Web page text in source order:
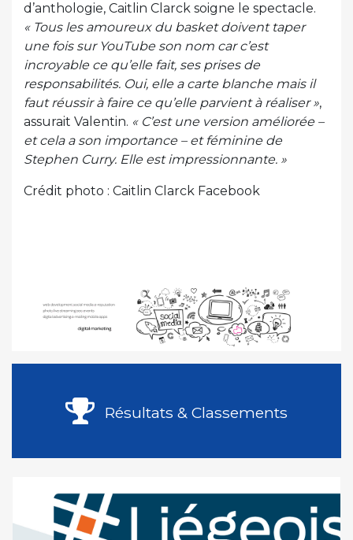
d’anthologie, Caitlin Clarck soigne le spectacle.
« Tous les amoureux du basket doivent taper
une fois sur YouTube son nom car c’est
incroyable ce qu’elle fait, ses prises de
responsabilités. Oui, elle a carte blanche mais il
faut réussir à faire ce qu’elle parvient à réaliser »,
assurait Valentin. « C’est une version améliorée –
et cela a son importance – et féminine de
Stephen Curry. Elle est impressionnante. »
Crédit photo : Caitlin Clarck Facebook
Résultats & Classements